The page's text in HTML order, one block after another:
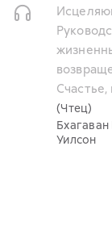
(Чтец)
Уилсон